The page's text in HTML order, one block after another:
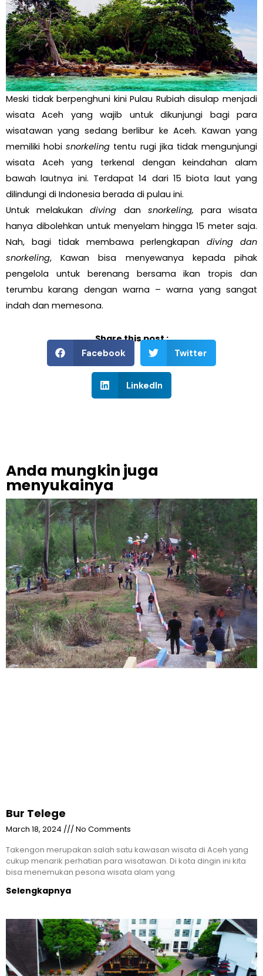
Meski tidak berpenghuni kini Pulau Rubiah disulap menjadi
wisata Aceh yang wajib untuk dikunjungi bagi para
wisatawan yang sedang berlibur ke Aceh. Kawan yang
memiliki hobisnorkeling tentu rugi jika tidak mengunjungi
wisata Aceh yang terkenal dengan keindahan alam
bawah lautnya ini. Terdapat 14 dari 15 biota laut yang
dilindungi di Indonesia berada di pulau ini.
Untuk melakukandiving dan snorkeling, para wisata
hanya dibolehkan untuk menyelam hingga 15 meter saja.
Nah, bagi tidak membawa perlengkapandiving dan
snorkeling, Kawan bisa menyewanya kepada pihak
pengelola untuk berenang bersama ikan tropis dan
terumbu karang dengan warna – warna yang sangat
indah dan memesona.
Share this post :
Facebook
Twitter
LinkedIn
Anda mungkin juga
menyukainya
Bur Telege
March 18, 2024
No Comments
Takengon merupakan salah satu kawasan wisata di Aceh yang
cukup menarik perhatian para wisatawan. Di kota dingin ini kita
bisa menemukan pesona wisata alam yang
Selengkapnya